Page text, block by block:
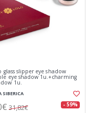
glass slipper eye shadow
eye shadow 1u.+charming
1u.
SIBERICA
31,82€ - 59%